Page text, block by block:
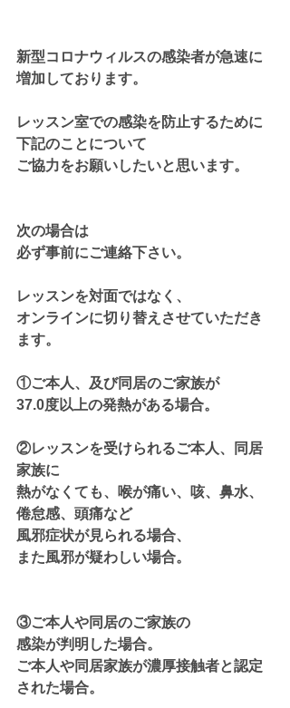
新型コロナウィルスの感染者が急速に
増加しております。
レッスン室での感染を防止するために
下記のことについて
ご協力をお願いしたいと思います。
次の場合は
必ず事前にご連絡下さい。
レッスンを対面ではなく、
オンラインに切り替えさせていただき
ます。
①ご本人、及び同居のご家族が
37.0度以上の発熱がある場合。
②レッスンを受けられるご本人、同居
家族に
熱がなくても、喉が痛い、咳、鼻水、
倦怠感、頭痛など
風邪症状が見られる場合、
また風邪が疑わしい場合。
③ご本人や同居のご家族の
感染が判明した場合。
ご本人や同居家族が濃厚接触者と認定
された場合。